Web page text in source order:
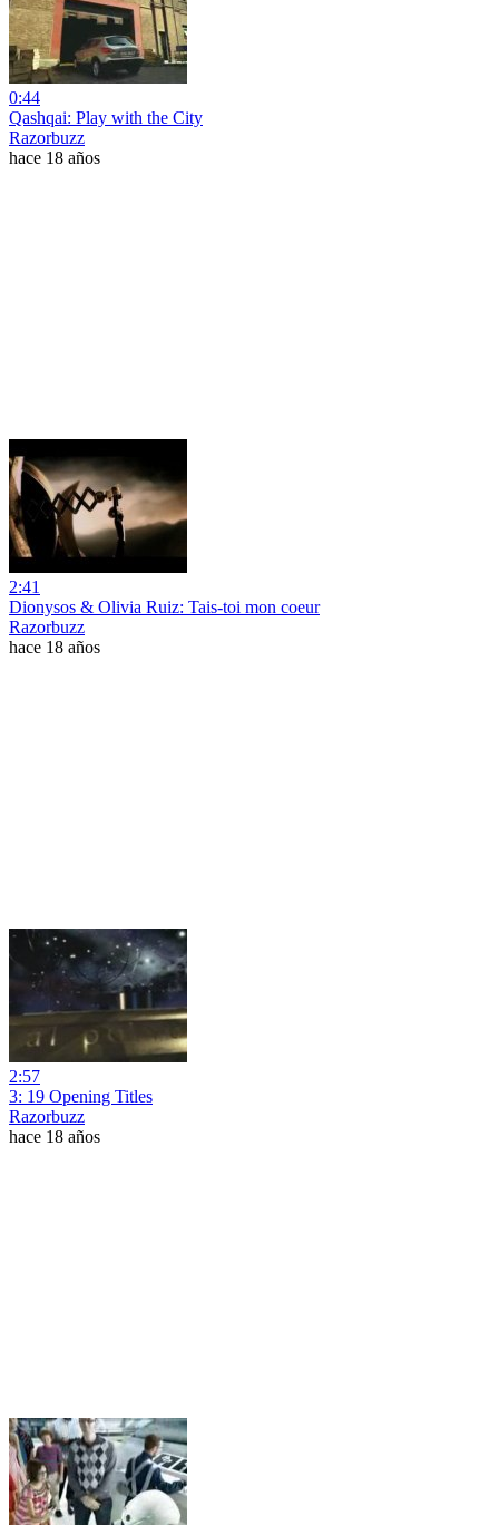
0:44
Qashqai: Play with the City
Razorbuzz
hace 18 años
2:41
Dionysos & Olivia Ruiz: Tais-toi mon coeur
Razorbuzz
hace 18 años
2:57
3: 19 Opening Titles
Razorbuzz
hace 18 años